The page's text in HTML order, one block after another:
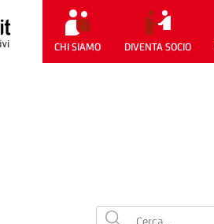
CHI SIAMO DIVENTA SOCIO